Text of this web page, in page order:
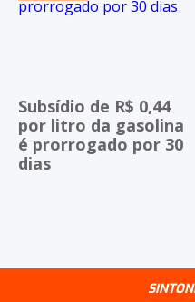
Subsídio de R$ 0,44
por litro da gasolina
é prorrogado por 30
dias